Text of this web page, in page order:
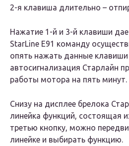
2-я клавиша длительно –
Нажатие 1-й и 3-й клавиши
StarLine E91 команду
опять нажать данные клавиши
автосигнализация Старлайн
работы мотора на пять минут.
Снизу на дисплее брелока
линейка функций, состоящая
третью кнопку, можно
линейке и выбирать функцию.